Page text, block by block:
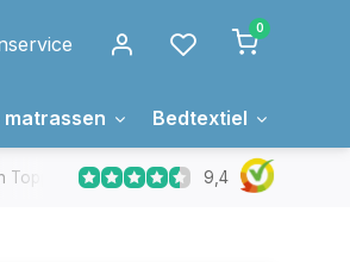
0
matrassen Bedtextiel
In Nederland gemaakt
9,4